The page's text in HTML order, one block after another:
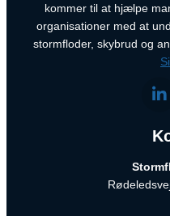
kommer til at hjælpe
organisationer med at
stormfloder, skybrud og